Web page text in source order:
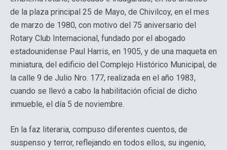
de la plaza principal 25 de Mayo, de Chivilcoy, en el mes
de marzo de 1980, con motivo del 75 aniversario del
Rotary Club Internacional, fundado por el abogado
estadounidense Paul Harris, en 1905, y de una maqueta en
miniatura, del edificio del Complejo Histórico Municipal, de
la calle 9 de Julio Nro. 177, realizada en el año 1983,
cuando se llevó a cabo la habilitación oficial de dicho
inmueble, el día 5 de noviembre.
En la faz literaria, compuso diferentes cuentos, de
suspenso y terror, reflejando en todos ellos, su ingenio,